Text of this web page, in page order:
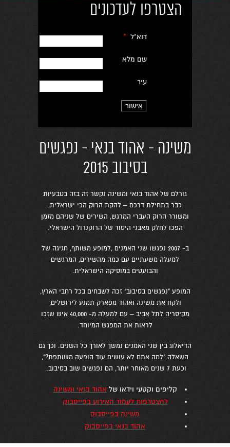
הצטרפו לעדכונים
דוא"ל *
שם מלא
עיר
משינה - אהוד בנאי - נפגשים
בסיבוב 2015
גורלם של אהוד בנאי ומשינה נקשר זה בזה בטבעיות
כבר בתחילת דרכם – להקת הרוק הכי ישראלית,
ומשורר הרוק העברי המרגש, השירים של שניהם מזמן
הפכו לחלק מאבני היסוד של הרוקנרול הישראלי.
ב- 2007 נפגשו שני האמנים ,למופע משותף, חגיגה של
למעלה משעתיים עם כמה מהשירים, המרגשים
והבועטים במוסיקה הישראלית.
המופע "נפגשים בסיבוב" זכה לשבחים בכל רחבי הארץ,
ולקח את משינה ואהוד מפארק תמנע לירושלים,
מקיסריה לתל אביב – עם למעלה מ- 40,000 איש שזכו
לראות את המפגש המיוחד.
הדיאלוג בין שני האמנים נמשך לאורך כל השנים. וכך גם
השאלה "למה אתם לא עושים עוד הופעה משותפת?",
וכעת 7 שנים מאוחר יותר, הם נפגשים שוב בסיבוב.
קליפים וקטעי וידאו של אהוד בנאי ומשינה
להצטרפות לעמוד האירוע בפייסבוק
משינה בפייסבוק
אהוד בנאי בפייסבוק